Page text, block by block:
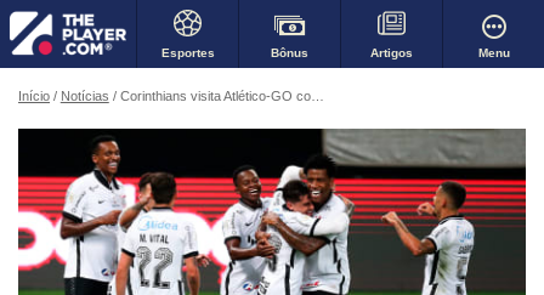
Esportes Bônus Artigos Menu
Início Notícias Corinthians visita Atlético-GO com objetivo de reverter resultado na terceira fase da Copa do Brasil